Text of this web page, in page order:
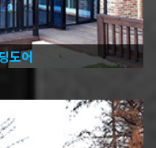
도어